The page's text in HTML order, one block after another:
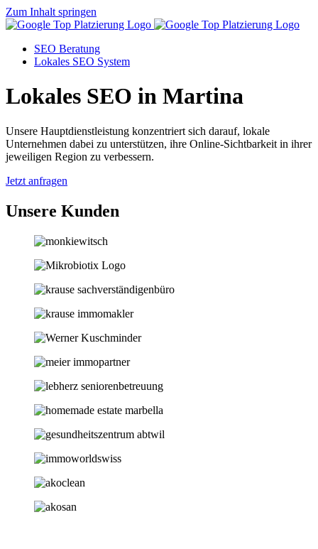
Zum Inhalt springen
SEO Beratung
Lokales SEO System
Lokales SEO in Martina
Unsere Hauptdienstleistung konzentriert sich darauf, lokale
Unternehmen dabei zu unterstützen, ihre Online-Sichtbarkeit in ihrer
jeweiligen Region zu verbessern.
Jetzt anfragen
Unsere Kunden